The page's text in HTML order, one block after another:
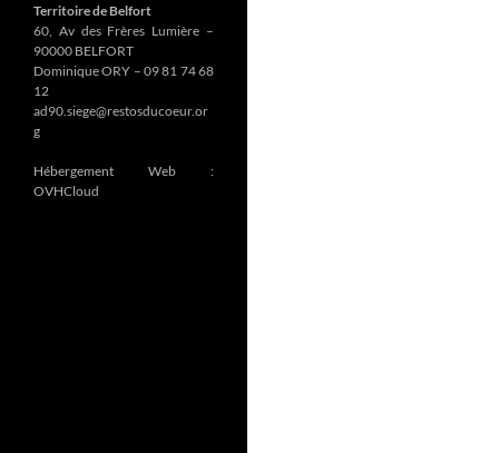
Territoire de Belfort
60, Av des Frères Lumière –
90000 BELFORT
Dominique ORY – 09 81 74 68
12
ad90.siege@restosducoeur.or
g
Hébergement Web :
OVHCloud